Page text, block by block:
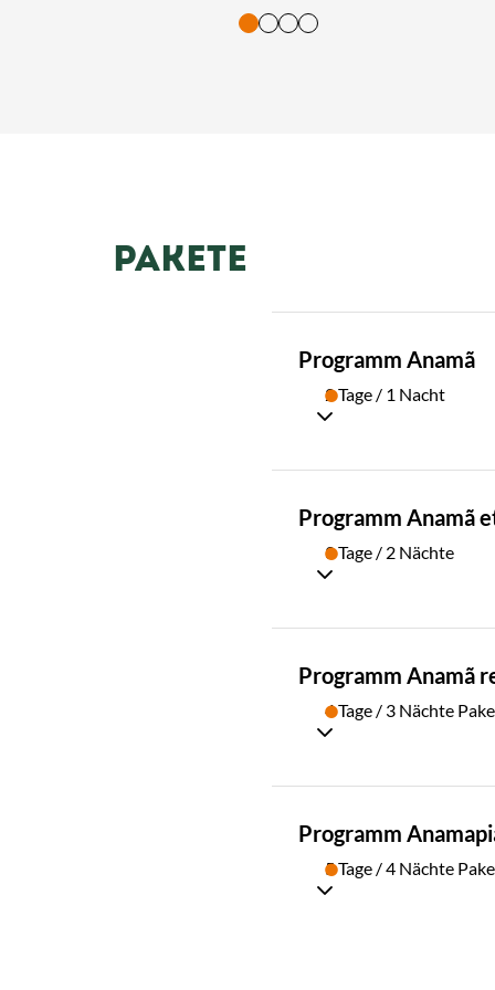
Bestätigung und Vorlesen der Inhalte mit Leertaste oder
PAKETE
Programm Anamã
2 Tage / 1 Nacht
Programm Anamã
3 Tage / 2 Nächte
Programm Anamã
4 Tage / 3 Nächte
Programm
5 Tage / 4 Nächte